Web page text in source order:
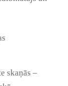
skaņās –